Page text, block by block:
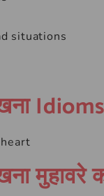
situations
मुहावरे